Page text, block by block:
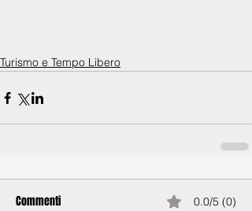
Turismo e Tempo Libero
Commenti 0.0/5 (0)